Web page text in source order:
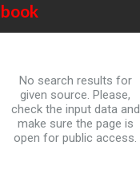
No search results for
given source. Please,
check the input data and
make sure the page is
open for public access.